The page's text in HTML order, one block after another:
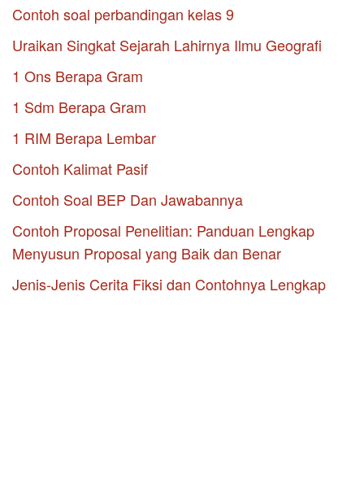
Contoh soal perbandingan kelas 9
Uraikan Singkat Sejarah Lahirnya Ilmu Geografi
1 Ons Berapa Gram
1 Sdm Berapa Gram
1 RIM Berapa Lembar
Contoh Kalimat Pasif
Contoh Soal BEP Dan Jawabannya
Contoh Proposal Penelitian: Panduan Lengkap
Menyusun Proposal yang Baik dan Benar
Jenis-Jenis Cerita Fiksi dan Contohnya Lengkap